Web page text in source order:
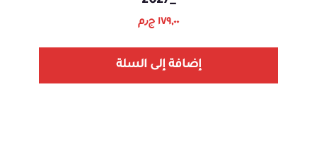
١٧٩,٠٠ ج٫م
إضافة إلى السلة